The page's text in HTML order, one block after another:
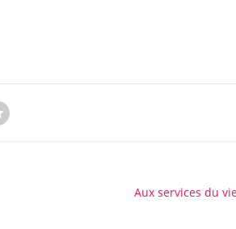
Aux services du